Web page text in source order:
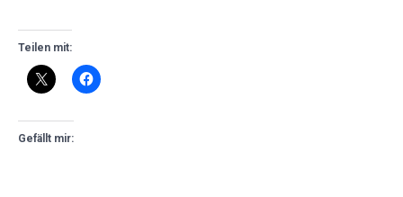
Teilen mit:
Gefällt mir: